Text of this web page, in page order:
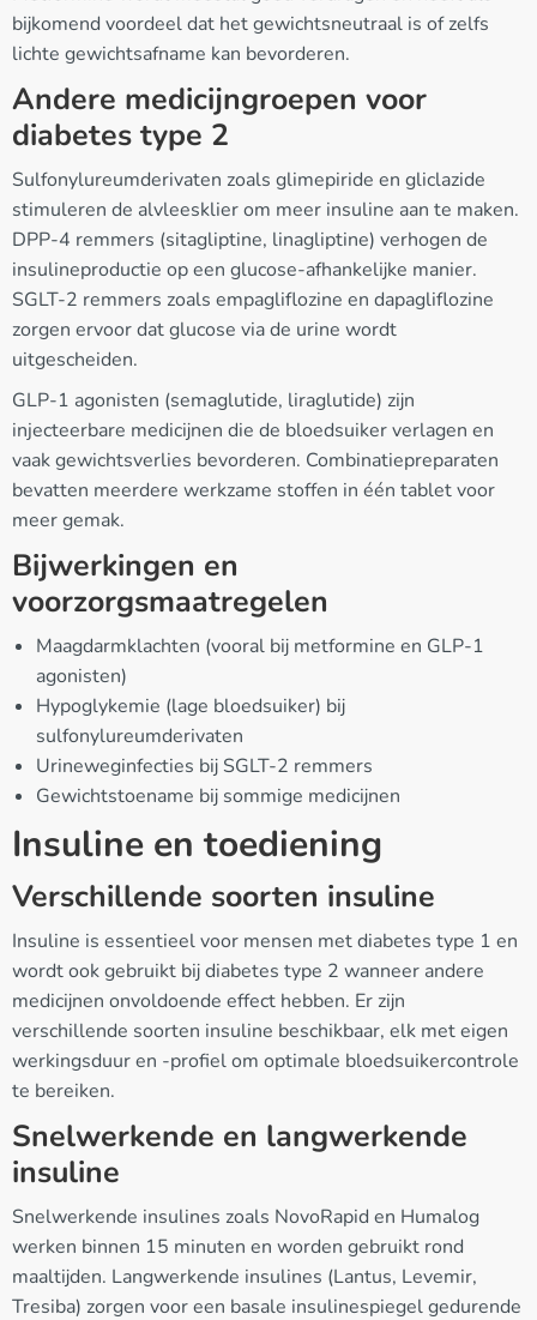
bijkomend voordeel dat het gewichtsneutraal is of zelfs
lichte gewichtsafname kan bevorderen.
Andere medicijngroepen voor
diabetes type 2
Sulfonylureumderivaten zoals glimepiride en gliclazide
stimuleren de alvleesklier om meer insuline aan te maken.
DPP-4 remmers (sitagliptine, linagliptine) verhogen de
insulineproductie op een glucose-afhankelijke manier.
SGLT-2 remmers zoals empagliflozine en dapagliflozine
zorgen ervoor dat glucose via de urine wordt
uitgescheiden.
GLP-1 agonisten (semaglutide, liraglutide) zijn
injecteerbare medicijnen die de bloedsuiker verlagen en
vaak gewichtsverlies bevorderen. Combinatiepreparaten
bevatten meerdere werkzame stoffen in één tablet voor
meer gemak.
Bijwerkingen en
voorzorgsmaatregelen
Maagdarmklachten (vooral bij metformine en GLP-1
agonisten)
Hypoglykemie (lage bloedsuiker) bij
sulfonylureumderivaten
Urineweginfecties bij SGLT-2 remmers
Gewichtstoename bij sommige medicijnen
Insuline en toediening
Verschillende soorten insuline
Insuline is essentieel voor mensen met diabetes type 1 en
wordt ook gebruikt bij diabetes type 2 wanneer andere
medicijnen onvoldoende effect hebben. Er zijn
verschillende soorten insuline beschikbaar, elk met eigen
werkingsduur en -profiel om optimale bloedsuikercontrole
te bereiken.
Snelwerkende en langwerkende
insuline
Snelwerkende insulines zoals NovoRapid en Humalog
werken binnen 15 minuten en worden gebruikt rond
maaltijden. Langwerkende insulines (Lantus, Levemir,
Tresiba) zorgen voor een basale insulinespiegel gedurende